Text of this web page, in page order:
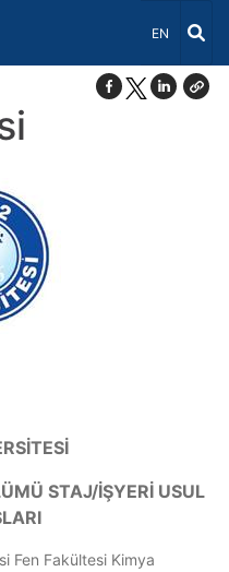
Dil Seçiniz
EN
STAJ/İŞYERİ USUL
Fen Fakültesi Kimya